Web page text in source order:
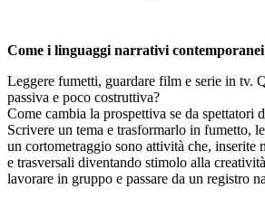
Come i linguaggi narrativi
Leggere fumetti, guardare film e serie in tv.
passiva e poco costruttiva?
Come cambia la prospettiva se da spettatori
Scrivere un tema e trasformarlo in fumetto,
un cortometraggio sono attività che, inserite
e trasversali diventando stimolo alla
lavorare in gruppo e passare da un registro